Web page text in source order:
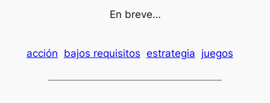
En breve…
acción bajos requisitos estrategia juegos